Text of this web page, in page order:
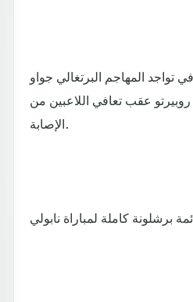
تواجد المهاجم البرتغالي جواو
عقب تعافي اللاعبين من
الإصابة.